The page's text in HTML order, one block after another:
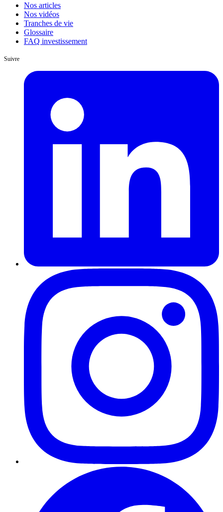
Nos articles
Nos vidéos
Tranches de vie
Glossaire
FAQ investissement
Suivre